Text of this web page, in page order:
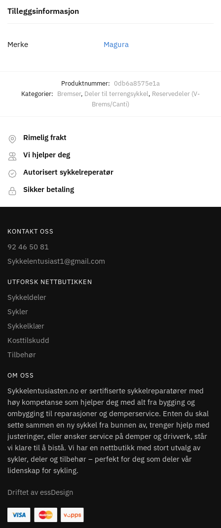
Tilleggsinformasjon
Merke Magura
Produktnummer: 0db6a8575e1a
Kategorier: Bremser, Deler til terrengsykkel, Reservedeler (V-
Brems/Canti)
Rimelig frakt
Vi hjelper deg
Autorisert sykkelreperatør
Sikker betaling
KONTAKT OSS
92 46 50 81
Sykkelentusiast1@gmail.com
UTFORSK NETTBUTIKKEN
Sykkeldeler
Sykler
Sykkelklær
Kosttilskudd
Tilbehør
OM OSS
Sykkelentusiasten.no er sertifiserte sykkelreparatører med
høy kompetanse som hjelper deg med alt fra bygging og
ombygging til reparasjoner og demperservice. Enten du skal
sette sammen en ny sykkel fra bunnen av, trenger hjelp med
justeringer, eller ønsker service på demper og drivverk, står
vi klare til å bistå. Vi har en nettbutikk med stort utvalg av
sykler, deler og tilbehør – perfekt for deg som deler vår
lidenskap for sykling.
Driftet av essDesign